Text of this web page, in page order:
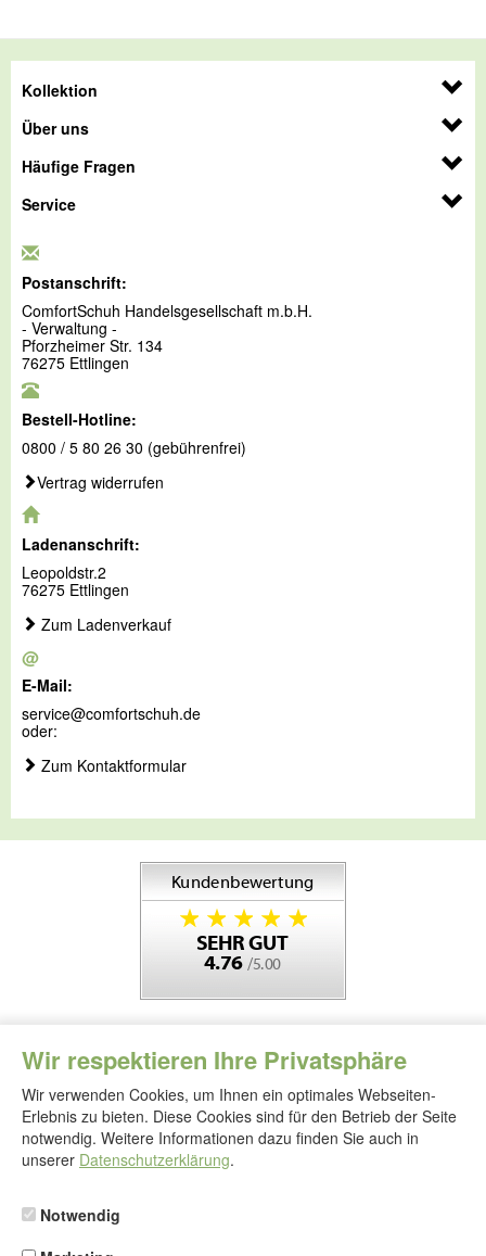
Wir respektieren Ihre Privatsphäre
Wir verwenden Cookies, um Ihnen ein optimales Webseiten-
Erlebnis zu bieten. Diese Cookies sind für den Betrieb der Seite
notwendig. Weitere Informationen dazu finden Sie auch in
unserer Datenschutzerklärung.
Notwendig
Kollektion
Über uns
Häufige Fragen
Service
Postanschrift:
ComfortSchuh Handelsgesellschaft m.b.H.
- Verwaltung -
Pforzheimer Str. 134
76275 Ettlingen
Bestell-Hotline:
0800 / 5 80 26 30 (gebührenfrei)
Vertrag widerrufen
Ladenanschrift:
Leopoldstr.2
76275 Ettlingen
Zum Ladenverkauf
@
E-Mail:
service@comfortschuh.de
oder:
Zum Kontaktformular
Folgen